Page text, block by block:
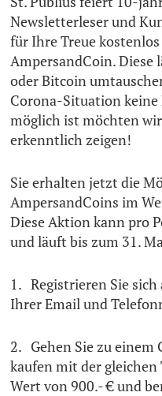
Newsletterleser und
für Ihre Treue
AmpersandCoin. Diese
oder Bitcoin
Corona-Situation
möglich ist möchten
erkenntlich zeigen!
Sie erhalten jetzt die
AmpersandCoins im
Diese Aktion kann pro
und läuft bis zum 31.
1. Registrieren Sie
Ihrer Email und
2. Gehen Sie zu einem
kaufen mit der
Wert von 900.- € und